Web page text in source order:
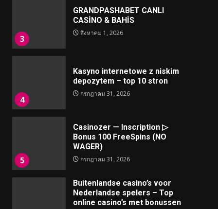
3
GRANDPASHABET CANLI
CASİNO & BAHİS
สิงหาคม 1, 2026
4
Kasyno internetowe z niskim
depozytem – top 10 stron
กรกฎาคม 31, 2026
5
Casinozer — Inscription ▷
Bonus 100 FreeSpins (NO
WAGER)
กรกฎาคม 31, 2026
Buitenlandse casino’s voor
Nederlandse spelers – Top
online casino’s met bonussen